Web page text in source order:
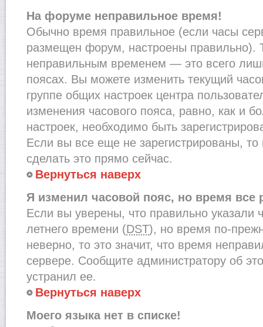
На форуме неправильное время!
Обычно время правильное (если часы
размещен форум, настроены правильно).
неправильным временем — это всего
поясах. Вы можете изменить текущий
группе общих настроек центра
изменения часового пояса, равно, как и
настроек, необходимо быть
Если вы все еще не зарегистрированы,
сделать это прямо сейчас.
Вернуться наверх
Я изменил часовой пояс, но время все
Если вы уверены, что правильно указали
летнего времени (DST), но время по-
неверно, то это значит, что время
сервере. Сообщите администратору об
устранил ее.
Вернуться наверх
Моего языка нет в списке!